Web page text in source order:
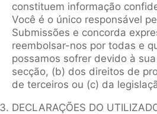
constituem informação
Você é o único responsável
Submissões e concorda
reembolsar-nos por todas e
possamos sofrer devido à
secção, (b) dos direitos de
de terceiros ou (c) da
DECLARAÇÕES DO